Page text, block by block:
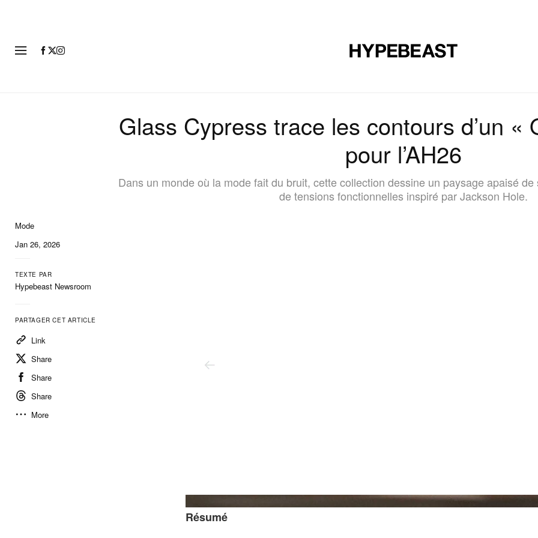
Glass Cypress trace les contours d’un «
pour l’AH26
Dans un monde où la mode fait du bruit, cette collection dessine un paysage apaisé
de tensions fonctionnelles inspiré par Jackson Hole.
Mode
Jan 26, 2026
TEXTE PAR
Hypebeast Newsroom
PARTAGER CET ARTICLE
Link
Share
Share
Share
More
Résumé